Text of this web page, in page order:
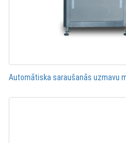
Automātiska saraušanās uzmavu